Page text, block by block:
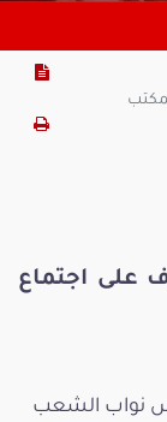
اجتماع
نواب الشعب